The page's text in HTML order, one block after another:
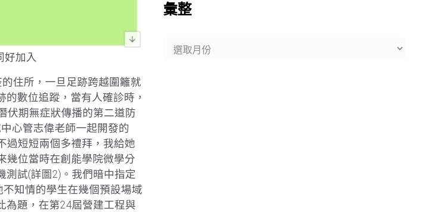
好加入
住所，一旦足跡跨越圍籬就
數位追蹤，當有人確診時，
伏期無症狀傳播的第二道防
心管志偉老師一起開發的
過短短兩個多禮拜，我給她
幾位當時在創能學院微學分
測試(詳圖2)。我們暗中指定
知情的學生在幾個預設場域
為題，在第24屆營建工程與
彙整